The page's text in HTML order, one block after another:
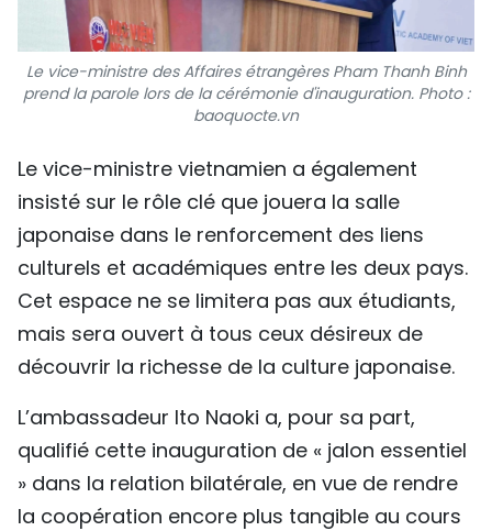
Le vice-ministre des Affaires étrangères Pham Thanh Binh
prend la parole lors de la cérémonie d'inauguration.Photo :
baoquocte.vn
Le vice-ministre vietnamien a également
insisté sur le rôle clé que jouera la salle
japonaise dans le renforcement des liens
culturels et académiques entre les deux pays.
Cet espace ne se limitera pas aux étudiants,
mais sera ouvert à tous ceux désireux de
découvrir la richesse de la culture japonaise.
L’ambassadeur Ito Naoki a, pour sa part,
qualifié cette inauguration de « jalon essentiel
» dans la relation bilatérale, en vue de rendre
la coopération encore plus tangible au cours